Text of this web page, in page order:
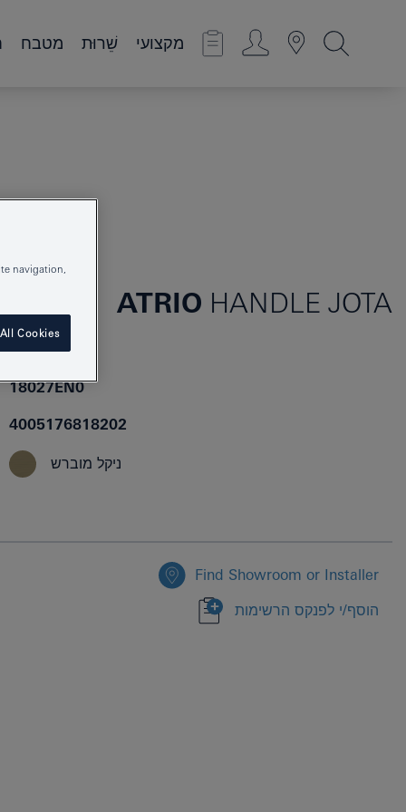
מטבח שֵׁרוּת מקצועי
ATRIO HANDLE JOTA
18027EN0
4005176818202
ניקל מוברש
Find Showroom or Installer
הוסף/י לפנקס הרשימות
navigation,
Cookies